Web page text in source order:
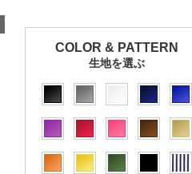
COLOR & PATTERN
生地を選ぶ